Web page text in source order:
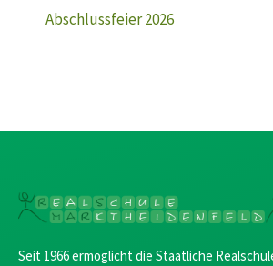
Abschlussfeier 2026
Seit 1966 ermöglicht die Staatliche